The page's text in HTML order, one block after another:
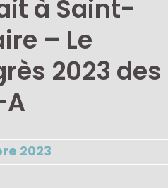
à Saint-
– Le
2023 des
A
2023